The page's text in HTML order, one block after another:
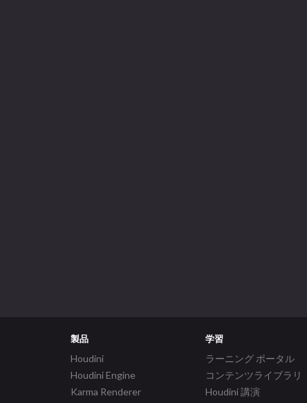
製品
Houdini
Houdini Engine
Karma Renderer
学習
ラーニング ポータル
コンテンツライブラリ
Houdini 講演